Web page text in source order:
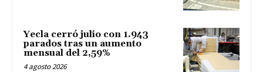
Yecla cerró julio con 1.943
parados tras un aumento
mensual del 2,59%
4 agosto 2026